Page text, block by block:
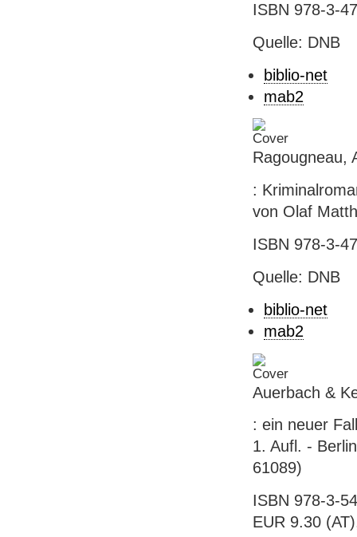
ISBN 978-3-
Quelle: DNB
biblio-net
mab2
Ragougneau,
:
von Olaf
ISBN 978-3-
Quelle: DNB
biblio-net
mab2
Auerbach &
: ein neuer
1. Aufl. -
61089)
ISBN 978-3-
EUR 9.30